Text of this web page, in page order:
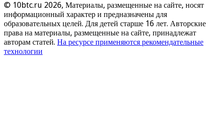
© 10btc.ru 2026, Материалы, размещенные на сайте, носят
информационный характер и предназначены для
образовательных целей. Для детей старше 16 лет. Авторские
права на материалы, размещенные на сайте, принадлежат
авторам статей. На ресурсе применяются рекомендательные
технологии